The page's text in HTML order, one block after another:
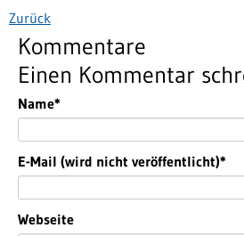
Zurück
Kommentare
Einen Kommentar
Pflichtfeld
Name*
Pflichtfeld
E-Mail (wird nicht veröffentlicht)*
Webseite